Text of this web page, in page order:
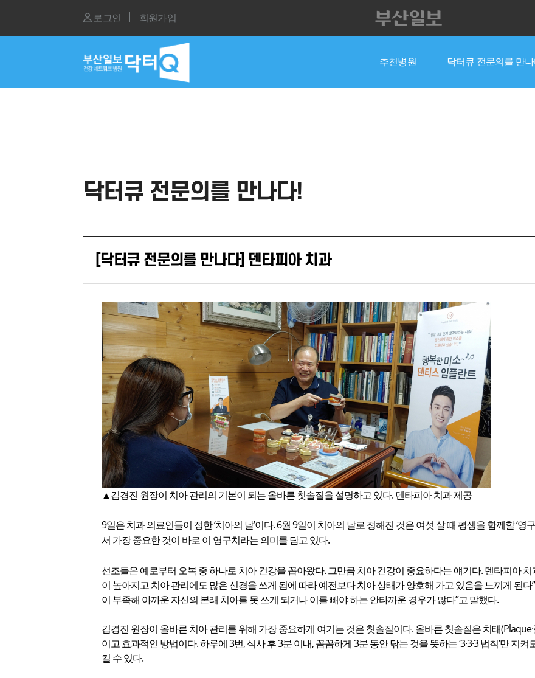
로그인 회원가입
추천병원 닥터큐 전문의를 만
닥터큐 전문의를 만나다!
[닥터큐 전문의를 만나다] 덴타피아 치과
▲김경진 원장이 치아 관리의 기본이 되는 올바른 칫솔질을 설명하고 있다. 덴타피아 치과 제공
9일은 치과 의료인들이 정한 ‘치아의 날’이다. 6월 9일이 치아의 날로 정해진 것은 여섯 살 때 평생을 함께할 ‘영
서 가장 중요한 것이 바로 이 영구치라는 의미를 담고 있다.
선조들은 예로부터 오복 중 하나로 치아 건강을 꼽아왔다. 그만큼 치아 건강이 중요하다는 얘기다. 덴타피아
이 높아지고 치아 관리에도 많은 신경을 쓰게 됨에 따라 예전보다 치아 상태가 양호해 가고 있음을 느끼게 된
이 부족해 아까운 자신의 본래 치아를 못 쓰게 되거나 이를 빼야 하는 안타까운 경우가 많다”고 말했다.
김경진 원장이 올바른 치아 관리를 위해 가장 중요하게 여기는 것은 칫솔질이다. 올바른 칫솔질은 치태
이고 효과적인 방법이다. 하루에 3번, 식사 후 3분 이내, 꼼꼼하게 3분 동안 닦는 것을 뜻하는 ‘3·3·3 법칙’만 지
킬 수 있다.